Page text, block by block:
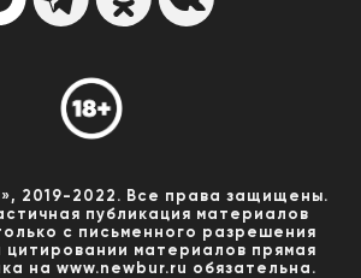
2019-2022. Все права защищены.
публикация материалов
с письменного разрешения
цитировании материалов прямая
на www.newbur.ru обязательна.